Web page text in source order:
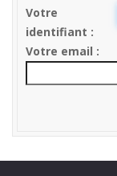
Votre
identifiant
Votre email